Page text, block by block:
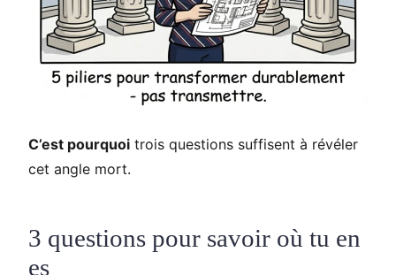
C’est pourquoi trois questions suffisent à révéler
cet angle mort.
3 questions pour savoir où tu en
es